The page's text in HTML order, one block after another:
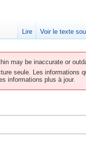
may be inaccurate or
seule. Les informations
informations plus à jour.
Lire Voir le texte